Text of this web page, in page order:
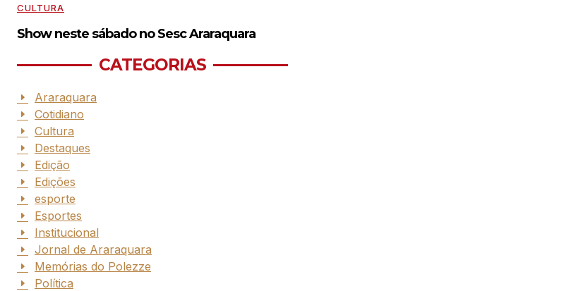
CULTURA
Show neste sábado no Sesc Araraquara
CATEGORIAS
Araraquara
Cotidiano
Cultura
Destaques
Edição
Edições
esporte
Esportes
Institucional
Jornal de Araraquara
Memórias do Polezze
Política